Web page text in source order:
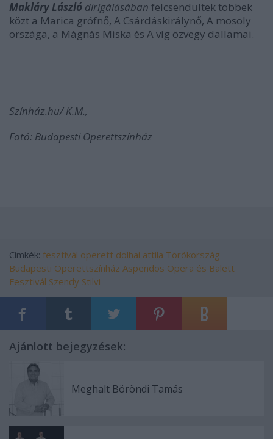
Makláry László dirigálásában felcsendültek többek
közt a Marica grófnő, A Csárdáskirálynő, A mosoly
országa, a Mágnás Miska és A víg özvegy dallamai.
Színház.hu/ K.M.,
Fotó: Budapesti Operettszínház
Címkék: fesztivál operett dolhai attila Törökország
Budapesti Operettszínház Aspendos Opera és Balett
Fesztivál Szendy Stilvi
Ajánlott bejegyzések:
Meghalt Böröndi Tamás